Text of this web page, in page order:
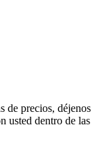
de precios, déjenos
usted dentro de las